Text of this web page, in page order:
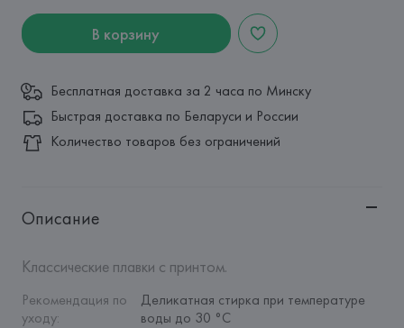
В корзину
Бесплатная доставка за 2 часа по Минску
Быстрая доставка по Беларуси и России
Количество товаров без ограничений
Описание
Классические плавки с принтом.
Рекомендация по
уходу:
Деликатная стирка при температуре
воды до 30 °C